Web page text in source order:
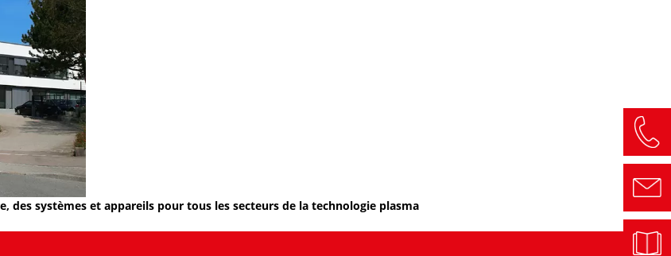
des systèmes et appareils pour tous les secteurs de la technologie plasma